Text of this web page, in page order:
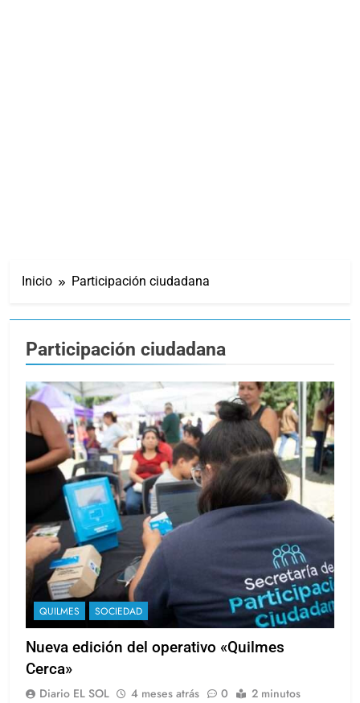
Inicio Participación ciudadana
Participación ciudadana
QUILMES SOCIEDAD
Nueva edición del operativo «Quilmes
Cerca»
Diario EL SOL 4 meses atrás 0 2 minutos